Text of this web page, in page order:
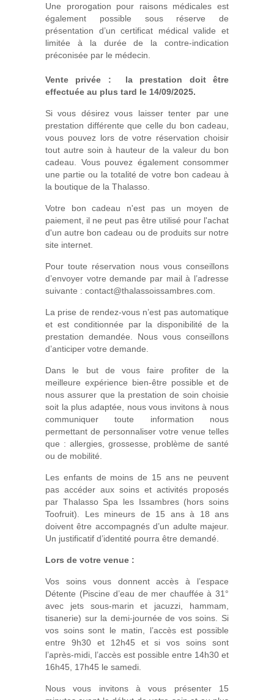
Une prorogation pour raisons médicales est
également possible sous réserve de
présentation d’un certificat médical valide et
limitée à la durée de la contre-indication
préconisée par le médecin.
Vente privée : la prestation doit être
effectuée au plus tard le 14/09/2025.
Si vous désirez vous laisser tenter par une
prestation différente que celle du bon cadeau,
vous pouvez lors de votre réservation choisir
tout autre soin à hauteur de la valeur du bon
cadeau. Vous pouvez également consommer
une partie ou la totalité de votre bon cadeau à
la boutique de la Thalasso.
Votre bon cadeau n'est pas un moyen de
paiement, il ne peut pas être utilisé pour l'achat
d'un autre bon cadeau ou de produits sur notre
site internet.
Pour toute réservation nous vous conseillons
d’envoyer votre demande par mail à l’adresse
suivante : contact@thalassoissambres.com
La prise de rendez-vous n’est pas automatique
et est conditionnée par la disponibilité de la
prestation demandée. Nous vous conseillons
d’anticiper votre demande.
Dans le but de vous faire profiter de la
meilleure expérience bien-être possible et de
nous assurer que la prestation de soin choisie
soit la plus adaptée, nous vous invitons à nous
communiquer toute information nous
permettant de personnaliser votre venue telles
que : allergies, grossesse, problème de santé
ou de mobilité.
Les enfants de moins de 15 ans ne peuvent
pas accéder aux soins et activités proposés
par Thalasso Spa les Issambres (hors soins
Toofruit). Les mineurs de 15 ans à 18 ans
doivent être accompagnés d’un adulte majeur.
Un justificatif d’identité pourra être demandé.
Lors de votre venue :
Vos soins vous donnent accès à l’espace
Détente (Piscine d’eau de mer chauffée à 31°
avec jets sous-marin et jacuzzi, hammam,
tisanerie) sur la demi-journée de vos soins. Si
vos soins sont le matin, l’accès est possible
entre 9h30 et 12h45 et si vos soins sont
l’après-midi, l’accès est possible entre 14h30 et
16h45, 17h45 le samedi.
Nous vous invitons à vous présenter 15